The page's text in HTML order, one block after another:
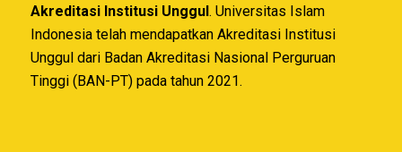
Akreditasi Institusi Unggul. Universitas Islam
Indonesia telah mendapatkan Akreditasi Institusi
Unggul dari Badan Akreditasi Nasional Perguruan
Tinggi (BAN-PT) pada tahun 2021.